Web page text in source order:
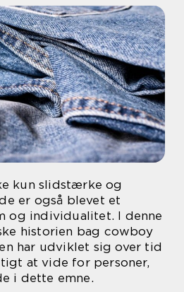
kun slidstærke og
er også blevet et
og individualitet. I denne
historien bag cowboy
har udviklet sig over tid
at vide for personer,
i dette emne.